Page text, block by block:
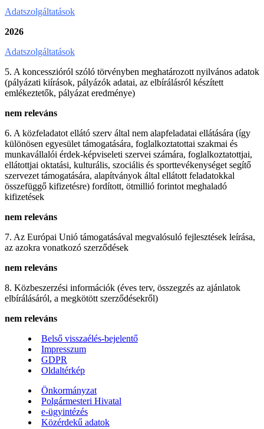
Adatszolgáltatások
2026
Adatszolgáltatások
5. A koncesszióról szóló törvényben meghatározott nyilvános adatok
(pályázati kiírások, pályázók adatai, az elbírálásról készített
emlékeztetők, pályázat eredménye)
nem releváns
6. A közfeladatot ellátó szerv által nem alapfeladatai ellátására (így
különösen egyesület támogatására, foglalkoztatottai szakmai és
munkavállalói érdek-képviseleti szervei számára, foglalkoztatottjai,
ellátottjai oktatási, kulturális, szociális és sporttevékenységet segítő
szervezet támogatására, alapítványok által ellátott feladatokkal
összefüggő kifizetésre) fordított, ötmillió forintot meghaladó
kifizetések
nem releváns
7. Az Európai Unió támogatásával megvalósuló fejlesztések leírása,
az azokra vonatkozó szerződések
nem releváns
8. Közbeszerzési információk (éves terv, összegzés az ajánlatok
elbírálásáról, a megkötött szerződésekről)
nem releváns
Belső visszaélés-bejelentő
Impresszum
GDPR
Oldaltérkép
Önkormányzat
Polgármesteri Hivatal
e-ügyintézés
Közérdekű adatok